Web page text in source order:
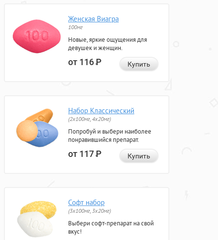
Женская Виагра
100мг
Новые, яркие ощущения для
девушек и женщин.
от 116Р Купить
Набор Классический
(2x100мг, 4x20мг)
Попробуй и выбери наиболее
понравившийся препарат.
от 117Р Купить
Софт набор
(3x100мг, 3x20мг)
Выбери софт-препарат на свой
вкус!